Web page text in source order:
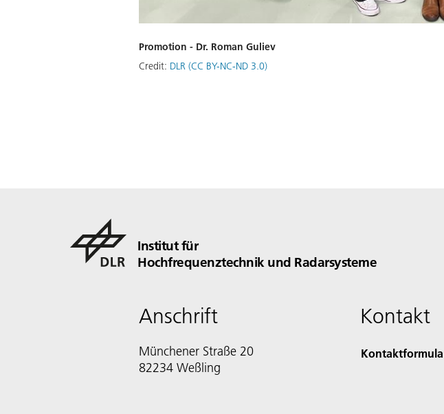
Promotion - Dr. Roman Guliev
Credit: DLR (CC BY-NC-ND 3.0)
Institut für
Hochfrequenztechnik und Radarsysteme
Anschrift
Münchener Straße 20
82234 Weßling
Kontakt